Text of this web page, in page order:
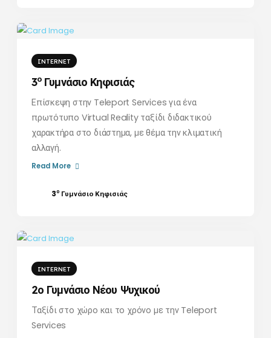
INTERNET
3οΓυμνάσιο Κηφισιάς
Επίσκεψη στην Teleport Services για ένα
πρωτότυπο Virtual Reality ταξίδι διδακτικού
χαρακτήρα στο διάστημα, με θέμα την κλιματική
αλλαγή.
Read More
3ο Γυμνάσιο Κηφισιάς
INTERNET
2ο Γυμνάσιο Νέου Ψυχικού
Ταξίδι στο χώρο και το χρόνο με την Teleport
Services